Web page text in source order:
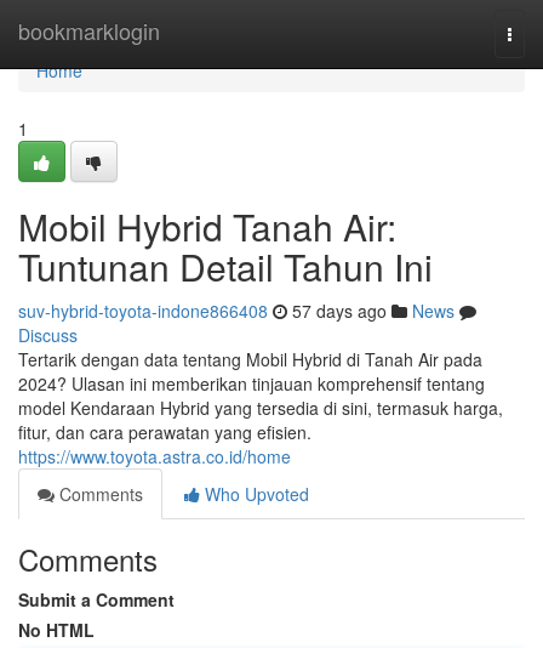
bookmarklogin
Home
Home
1
Mobil Hybrid Tanah Air:
Tuntunan Detail Tahun Ini
suv-hybrid-toyota-indone866408 57 days ago
News
Discuss
Tertarik dengan data tentang Mobil Hybrid di Tanah Air pada
2024? Ulasan ini memberikan tinjauan komprehensif tentang
model Kendaraan Hybrid yang tersedia di sini, termasuk harga,
fitur, dan cara perawatan yang efisien.
https://www.toyota.astra.co.id/home
Comments
Who Upvoted
Comments
Submit a Comment
No HTML